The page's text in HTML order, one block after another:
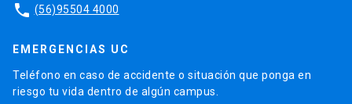
phone (56)95504 4000
EMERGENCIAS UC
Teléfono en caso de accidente o situación que ponga en
riesgo tu vida dentro de algún campus.